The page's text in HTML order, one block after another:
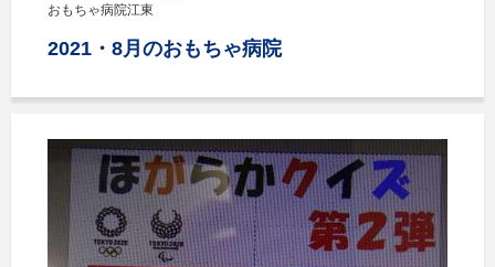
おもちゃ病院江東
2021・8月のおもちゃ病院